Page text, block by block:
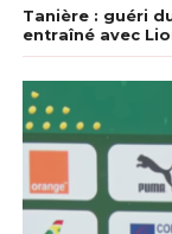
Tanière : guéri
entraîné avec